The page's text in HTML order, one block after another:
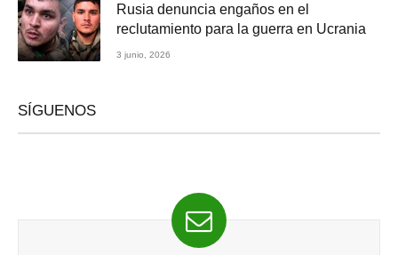
Rusia denuncia engaños en el
reclutamiento para la guerra en Ucrania
3 junio, 2026
SÍGUENOS